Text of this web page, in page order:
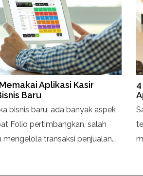
Aplikasi Kasir
Baru
bisnis baru, ada banyak aspek
Folio pertimbangkan, salah
mengelola transaksi penjualan.